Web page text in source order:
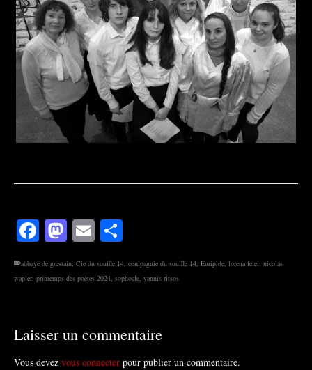
Facebook
Mastodon
Email
abbaye de grestain, Cie du souffle 14, compagnie du souffle 14, Euripide, lorena felei, nicolas
wapler, printemps des poètes 2024, sophocle, yannis ritsos
Laisser un commentaire
Vous devez vous connecter pour publier un commentaire.